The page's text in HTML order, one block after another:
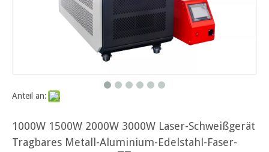
Anteil an:
1000W 1500W 2000W 3000W Laser-Schweißgerät
Tragbares Metall-Aluminium-Edelstahl-Faser-